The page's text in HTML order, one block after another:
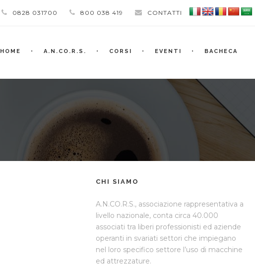
0828 031700 800 038 419 CONTATTI
HOME A.N.CO.R.S. CORSI EVENTI BACHECA
CHI SIAMO
A.N.CO.R.S., associazione rappresentativa a
livello nazionale, conta circa 40.000
associati tra liberi professionisti ed aziende
operanti in svariati settori che impiegano
nel loro specifico settore l’uso di macchine
ed attrezzature.